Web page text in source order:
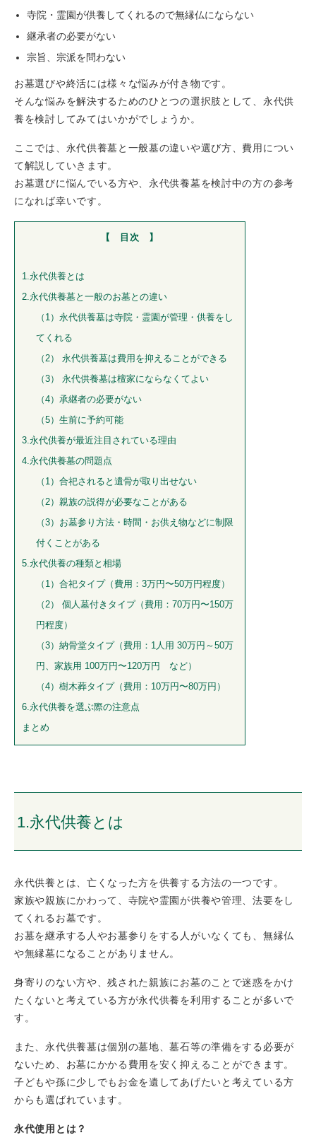
寺院・霊園が供養してくれるので無縁仏にならない
継承者の必要がない
宗旨、宗派を問わない
お墓選びや終活には様々な悩みが付き物です。
そんな悩みを解決するためのひとつの選択肢として、永代供
養を検討してみてはいかがでしょうか。
ここでは、永代供養墓と一般墓の違いや選び方、費用につい
て解説していきます。
お墓選びに悩んでいる方や、永代供養墓を検討中の方の参考
になれば幸いです。
【 目次 】
1.永代供養とは
2.永代供養墓と一般のお墓との違い
（1）永代供養墓は寺院・霊園が管理・供養をし
てくれる
（2） 永代供養墓は費用を抑えることができる
（3） 永代供養墓は檀家にならなくてよい
（4）承継者の必要がない
（5）生前に予約可能
3.永代供養が最近注目されている理由
4.永代供養墓の問題点
（1）合祀されると遺骨が取り出せない
（2）親族の説得が必要なことがある
（3）お墓参り方法・時間・お供え物などに制限
付くことがある
5.永代供養の種類と相場
（1）合祀タイプ（費用：3万円〜50万円程度）
（2） 個人墓付きタイプ（費用：70万円〜150万
円程度）
（3）納骨堂タイプ（費用：1人用 30万円～50万
円、家族用 100万円〜120万円 など）
（4）樹木葬タイプ（費用：10万円〜80万円）
6.永代供養を選ぶ際の注意点
まとめ
1.永代供養とは
永代供養とは、亡くなった方を供養する方法の一つです。
家族や親族にかわって、寺院や霊園が供養や管理、法要をし
てくれるお墓です。
お墓を継承する人やお墓参りをする人がいなくても、無縁仏
や無縁墓になることがありません。
身寄りのない方や、残された親族にお墓のことで迷惑をかけ
たくないと考えている方が永代供養を利用することが多いで
す。
また、永代供養墓は個別の墓地、墓石等の準備をする必要が
ないため、お墓にかかる費用を安く抑えることができます。
子どもや孫に少しでもお金を遺してあげたいと考えている方
からも選ばれています。
永代使用とは？